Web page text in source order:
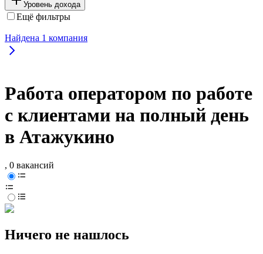
Уровень дохода
Ещё фильтры
Найдена 1 компания
Работа оператором по работе
с клиентами на полный день
в Атажукино
, 0 вакансий
Ничего не нашлось